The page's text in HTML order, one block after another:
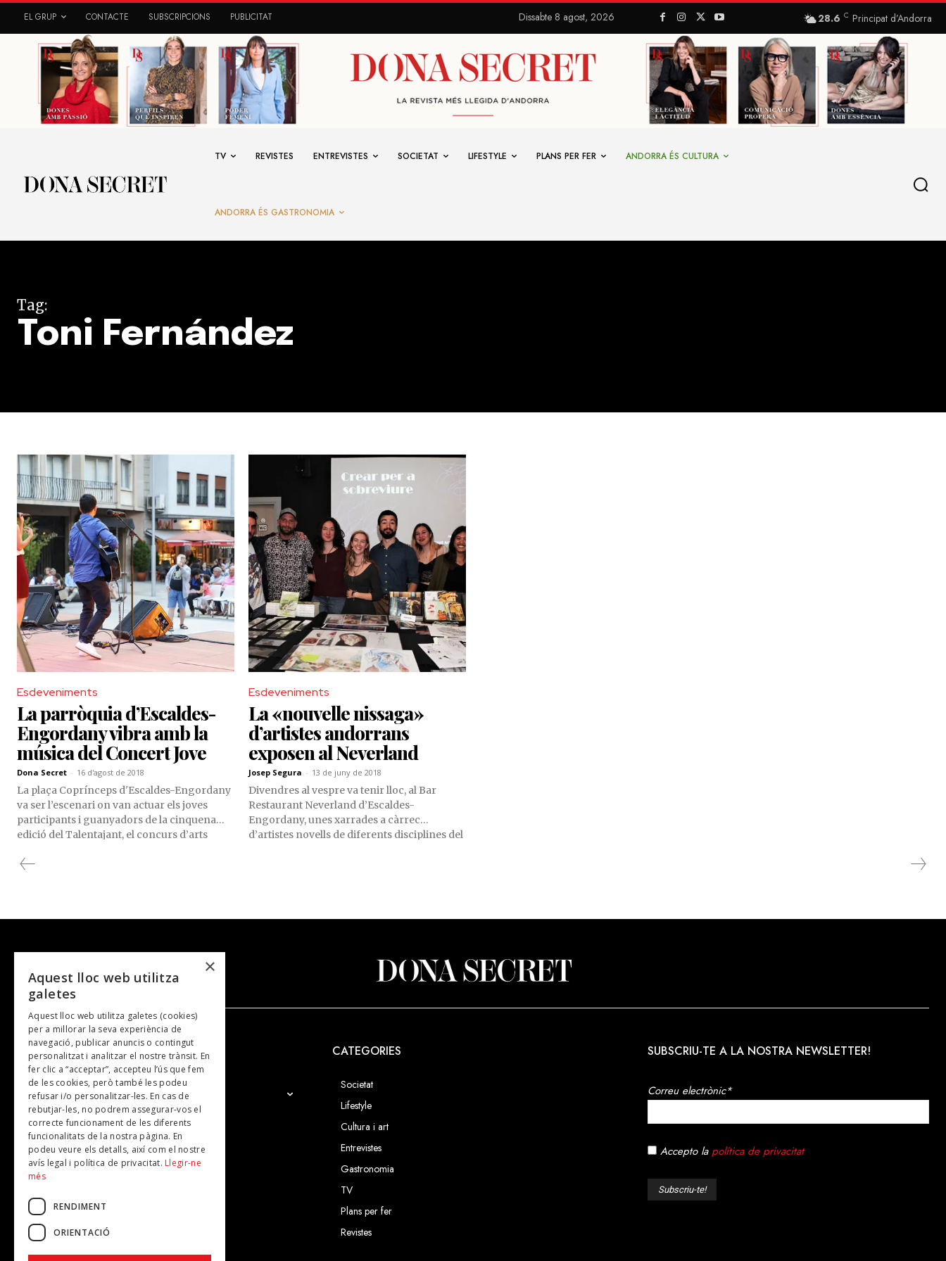
EL GRUP CONTACTE SUBSCRIPCIONS PUBLICITAT Dissabte 8 agost, 2026 28.6 C Principat d’Andorra
TV REVISTES ENTREVISTES SOCIETAT LIFESTYLE PLANS PER FER ANDORRA ÉS CULTURA
ANDORRA ÉS GASTRONOMIA
Tag:
Toni Fernández
Esdeveniments
La parròquia d’Escaldes-
Engordany vibra amb la
música del Concert Jove
Dona Secret - 16 d'agost de 2018
La plaça Coprínceps d'Escaldes-Engordany
va ser l’escenari on van actuar els joves
participants i guanyadors de la cinquena
edició del Talentajant, el concurs d’arts
departament de Joventut del Comú de la
Esdeveniments
La «nouvelle nissaga»
d’artistes andorrans
exposen al Neverland
Josep Segura - 13 de juny de 2018
Divendres al vespre va tenir lloc, al Bar
Restaurant Neverland d’Escaldes-
Engordany, unes xarrades a càrrec
d’artistes novells de diferents disciplines del
NOSALTRES
El Grup
Contacte
Subscripcions
Publicitat
CATEGORIES
Societat
Lifestyle
Cultura i art
Entrevistes
Gastronomia
TV
Plans per fer
Revistes
SUBSCRIU-TE A LA NOSTRA NEWSLETTER!
Correu electrònic*
Accepto la política de privacitat
×
Aquest lloc web utilitza
galetes
Aquest lloc web utilitza galetes (cookies)
per a millorar la seva experiència de
navegació, publicar anuncis o contingut
personalitzat i analitzar el nostre trànsit. En
fer clic a “acceptar”, accepteu l’ús que fem
de les cookies, però també les podeu
refusar i/o personalitzar-les. En cas de
rebutjar-les, no podrem assegurar-vos el
correcte funcionament de les diferents
funcionalitats de la nostra pàgina. En
podeu veure els detalls, així com el nostre
avís legal i política de privacitat. Llegir-ne
més
RENDIMENT
ORIENTACIÓ